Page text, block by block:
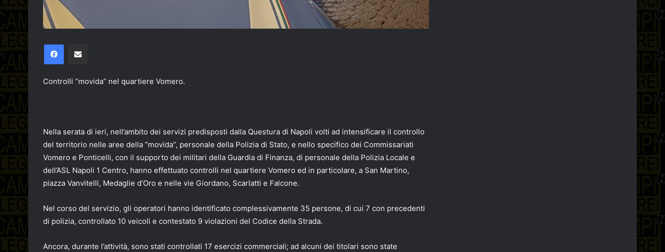
Facebook
Controlli “movida” nel quartiere Vomero.
Nella serata di ieri, nell’ambito dei servizi predisposti dalla Questura di Napoli volti ad intensificare il controllo
del territorio nelle aree della “movida”, personale della Polizia di Stato, e nello specifico dei Commissariati
Vomero e Ponticelli, con il supporto dei militari della Guardia di Finanza, di personale della Polizia Locale e
dell’ASL Napoli 1 Centro, hanno effettuato controlli nel quartiere Vomero ed in particolare, a San Martino,
piazza Vanvitelli, Medaglie d’Oro e nelle vie Giordano, Scarlatti e Falcone.
Nel corso del servizio, gli operatori hanno identificato complessivamente 35 persone, di cui 7 con precedenti
di polizia, controllato 10 veicoli e contestato 9 violazioni del Codice della Strada.
Ancora, durante l’attività, sono stati controllati 17 esercizi commerciali; ad alcuni dei titolari sono state